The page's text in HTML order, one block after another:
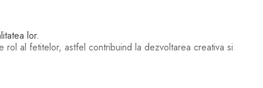
lor.
al fetitelor, astfel contribuind la dezvoltarea creativa si